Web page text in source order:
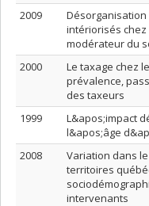
2009
intériorisés
modérateur du
2000
Le taxage chez
prévalence,
des taxeurs
1999
L&apos;impact
l&apos;âge
2008
Variation dans
territoires
intervenants